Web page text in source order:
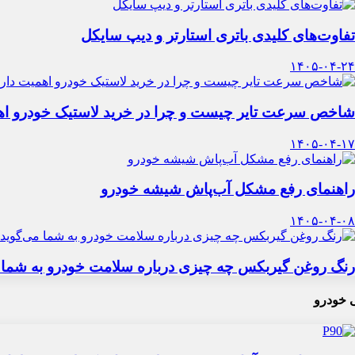
تفاوت‌های کلیدی باتری استارتر و دیپ سایکل
۱۴۰۵-۰۴-۲۴
شاخص سرعت تایر چیست و چرا در خرید لاستیک خودرو
۱۴۰۵-۰۴-۱۷
راهنمای رفع مشکل آب‌پاش شیشه خودرو
۱۴۰۵-۰۴-۰۸
رنگ روغن گیربکس چه چیزی درباره سلامت خودرو به
خودرو